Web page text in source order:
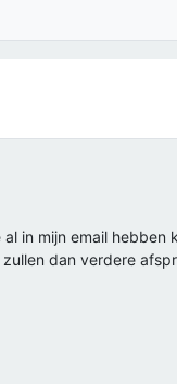
in mijn email
dan verdere